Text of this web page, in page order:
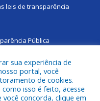
leis de transparência
Pública
Municipal de Cachoeira
sua experiência de
portal, você
de cookies.
isso é feito, acesse
você concorda, clique em